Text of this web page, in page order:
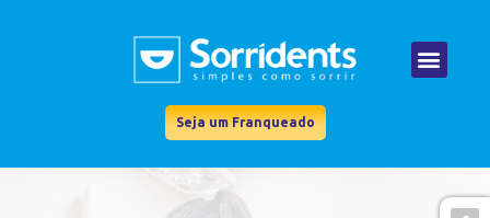
Seja um Franqueado